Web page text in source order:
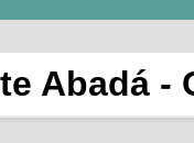
Abadá -